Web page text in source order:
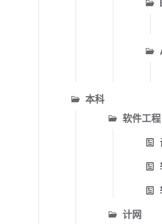
本科
软件工程
计网